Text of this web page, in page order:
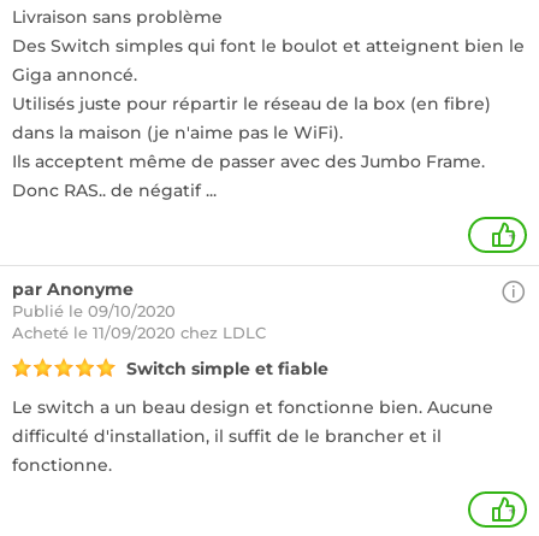
Livraison sans problème
Des Switch simples qui font le boulot et atteignent bien le
Giga annoncé.
Utilisés juste pour répartir le réseau de la box (en fibre)
dans la maison (je n'aime pas le WiFi).
Ils acceptent même de passer avec des Jumbo Frame.
Donc RAS.. de négatif ...
+
par Anonyme
Publié le 09/10/2020
Acheté le 11/09/2020 chez LDLC
Switch simple et fiable
Le switch a un beau design et fonctionne bien. Aucune
difficulté d'installation, il suffit de le brancher et il
fonctionne.
+